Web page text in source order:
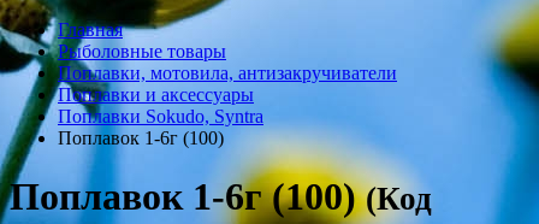
Главная
Рыболовные товары
Поплавки, мотовила, антизакручиватели
Поплавки и аксессуары
Поплавки Sokudo, Syntra
Поплавок 1-6г (100)
Поплавок 1-6г (100) (Код